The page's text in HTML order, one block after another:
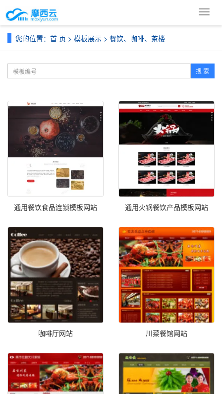
导
您的位置： 首 页 > 模板展示 > 餐饮、咖啡、茶楼
搜 索
通用餐饮食品连锁模板网站 通用火锅餐饮产品模板网站
咖啡厅网站 川菜餐馆网站